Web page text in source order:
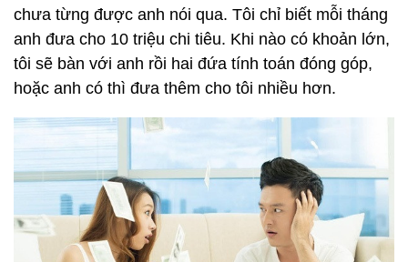
chưa từng được anh nói qua. Tôi chỉ biết mỗi tháng
anh đưa cho 10 triệu chi tiêu. Khi nào có khoản lớn,
tôi sẽ bàn với anh rồi hai đứa tính toán đóng góp,
hoặc anh có thì đưa thêm cho tôi nhiều hơn.